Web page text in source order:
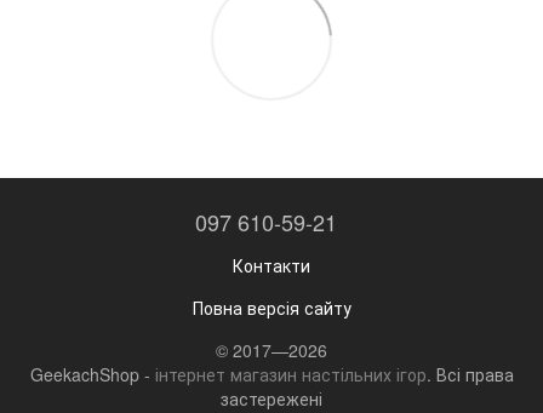
097 610-59-21
Контакти
Повна версія сайту
© 2017—2026
GeekachShop - інтернет магазин настільних ігор. Всі права
застережені